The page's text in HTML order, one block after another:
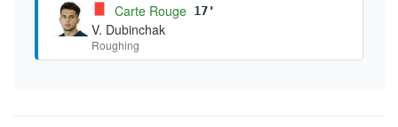
Carte Rouge 17'
V. Dubinchak
Roughing